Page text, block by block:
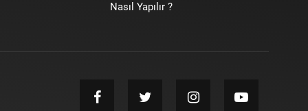
Nasıl Yapılır ?